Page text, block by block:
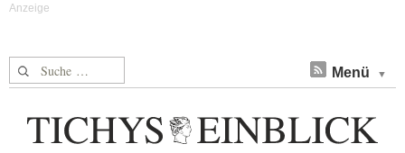
Suche nach: Menü